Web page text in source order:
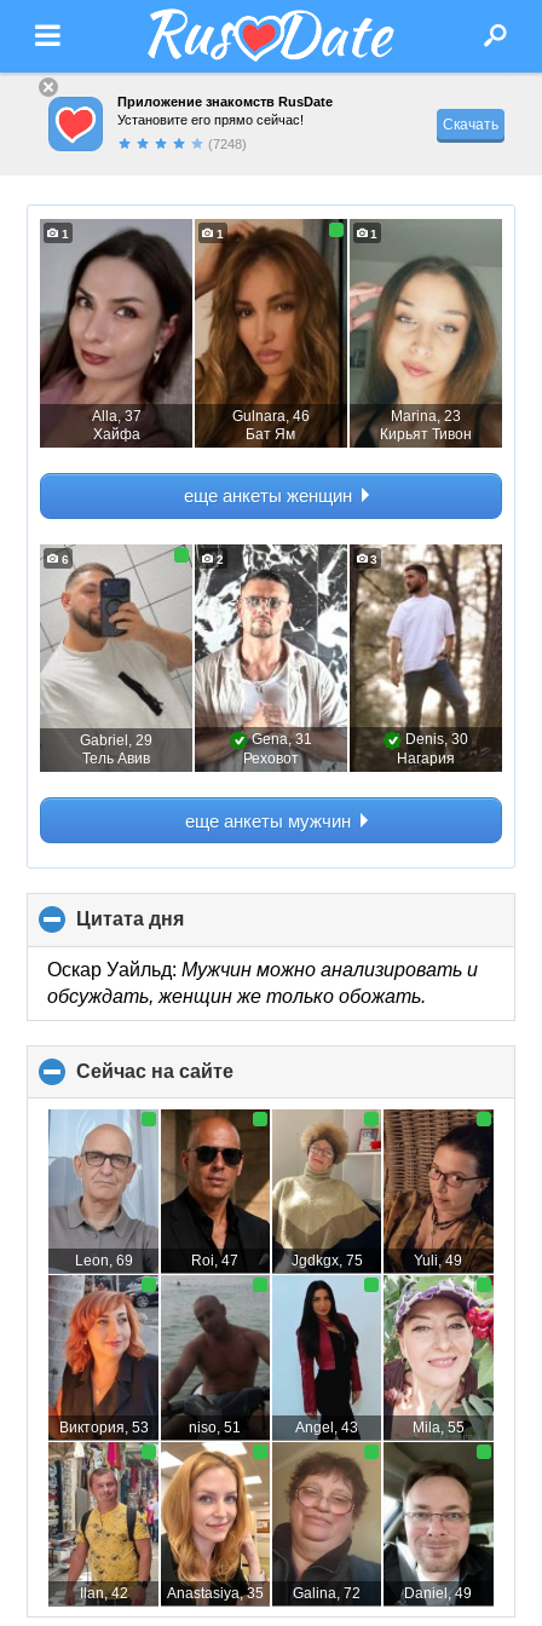
Приложение знакомств RusDate
Установите его прямо сейчас!
(7248)
Скачать
1
Alla , 37
Хайфа
1
Gulnara , 46
Бат Ям
1
Marina, 23
Кирьят Тивон
еще анкеты женщин
Gabriel , 29
Тель Авив
6
Gena, 31
Реховот
2
Denis, 30
Нагария
3
еще анкеты мужчин
Цитата дня
to
collapse
contents
Оскар Уайльд:Мужчин можно анализировать и
обсуждать, женщин же только обожать.
Сейчас на сайте
to
collapse
contents
Leon, 69 Roi, 47 Jgdkgx, 75 Yuli, 49
Виктория, 53 niso, 51 Angel, 43 Mila, 55
Ilan, 42 Anastasiya, 35 Galina, 72 Daniel, 49